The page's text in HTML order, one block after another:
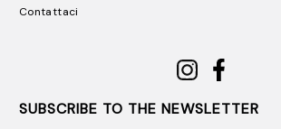
Contattaci
SUBSCRIBE TO THE NEWSLETTER